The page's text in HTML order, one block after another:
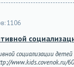
1106
социализации
www.kids.covenok.ru/